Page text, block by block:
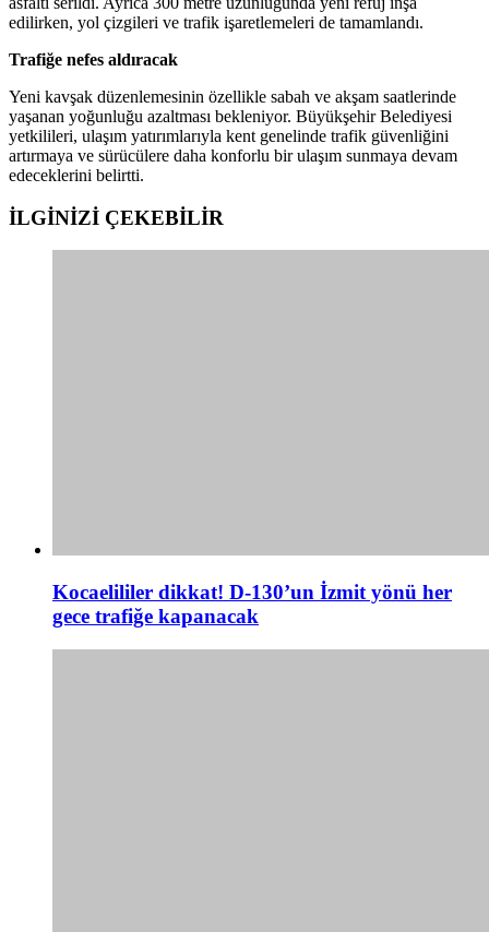
edilirken, yol çizgileri ve trafik işaretlemeleri de tamamlandı.
Trafiğe nefes aldıracak
Yeni kavşak düzenlemesinin özellikle sabah ve akşam saatlerinde
yaşanan yoğunluğu azaltması bekleniyor. Büyükşehir Belediyesi
yetkilileri, ulaşım yatırımlarıyla kent genelinde trafik güvenliğini
artırmaya ve sürücülere daha konforlu bir ulaşım sunmaya devam
edeceklerini belirtti.
İLGİNİZİ ÇEKEBİLİR
Kocaelililer dikkat! D-130’un İzmit yönü her
gece trafiğe kapanacak